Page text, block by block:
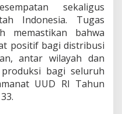
sekaligus
Indonesia. Tugas
memastikan bahwa
positif bagi distribusi
antar wilayah dan
bagi seluruh
UUD RI Tahun